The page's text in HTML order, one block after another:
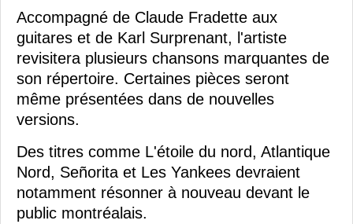
Accompagné de Claude Fradette aux
guitares et de Karl Surprenant, l'artiste
revisitera plusieurs chansons marquantes de
son répertoire. Certaines pièces seront
même présentées dans de nouvelles
versions.
Des titres comme L'étoile du nord, Atlantique
Nord, Señorita et Les Yankees devraient
notamment résonner à nouveau devant le
public montréalais.